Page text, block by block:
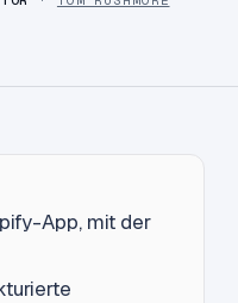
App, mit der